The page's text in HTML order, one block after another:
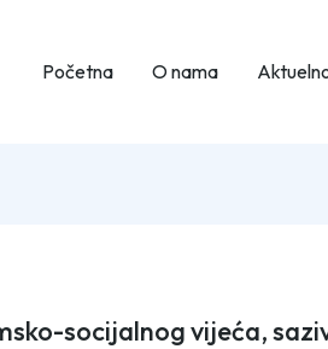
Početna O nama
socijalnog vijeća,